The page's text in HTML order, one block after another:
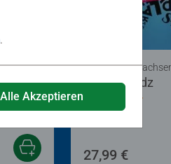
Krazy Wordz
Spiele für
27,99 €
.
Alle Akzeptieren